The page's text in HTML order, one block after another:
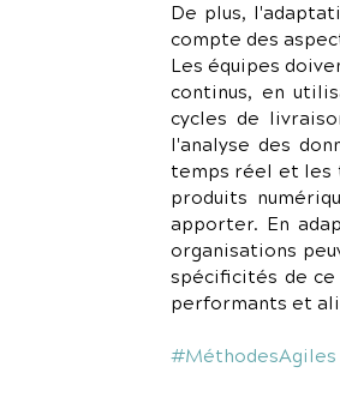
De plus,
compte des
Les équipes
continus, en
cycles de
l'analyse des
temps réel et les
produits
apporter. En
organisations
spécificités de
performants et
#MéthodesAgiles